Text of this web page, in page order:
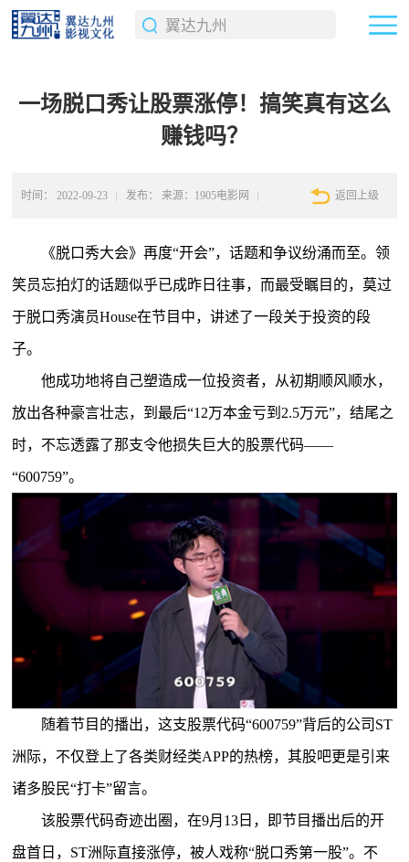
一场脱口秀让股票涨停！搞笑真有这么
赚钱吗？
时间： 2022-09-23 发布： 来源：1905电影网 返回上级
《脱口秀大会》再度“开会”，话题和争议纷涌而至。领
笑员忘拍灯的话题似乎已成昨日往事，而最受瞩目的，莫过
于脱口秀演员House在节目中，讲述了一段关于投资的段
子。
他成功地将自己塑造成一位投资者，从初期顺风顺水，
放出各种豪言壮志，到最后“12万本金亏到2.5万元”，结尾之
时，不忘透露了那支令他损失巨大的股票代码——
“600759”。
随着节目的播出，这支股票代码“600759”背后的公司ST
洲际，不仅登上了各类财经类APP的热榜，其股吧更是引来
诸多股民“打卡”留言。
该股票代码奇迹出圈，在9月13日，即节目播出后的开
盘首日，ST洲际直接涨停，被人戏称“脱口秀第一股”。不